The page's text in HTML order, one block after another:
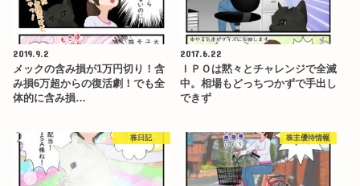
2019.9.2
メックの含み損が1万円切り！含
み損6万超からの復活劇！でも全
体的に含み損…
2017.6.22
ＩＰＯは黙々とチャレンジで全滅
中。相場もどっちつかずで手出し
できず
株日記 株主優待情報